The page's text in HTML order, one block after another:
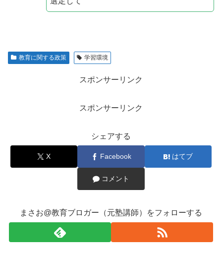
教育に関する政策 学習環境
スポンサーリンク
スポンサーリンク
シェアする
X Facebook はてブ
コメント
まさお@教育ブロガー（元塾講師）をフォローする